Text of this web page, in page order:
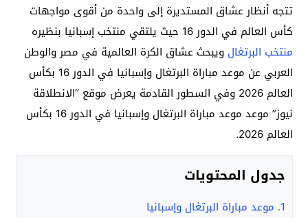
تتجه أنظار عشاق المستديرة إلى واحدة من أقوى مواجهات
كأس العالم في الدور 16 حيث يلتقي منتخب إسبانيا بنظيره
منتخب البرتغال ويبحث عشاق الكرة العالمية في مصر والوطن
العربي عن موعد مباراة البرتغال وإسبانيا في الدور 16 بكأس
العالم 2026 وفي السطور القادمة يعرض موقع “الانطلاقة
نيوز” موعد موعد مباراة البرتغال وإسبانيا في الدور 16 بكأس
العالم 2026.
جدول المحتويات
1. موعد مباراة البرتغال وإسبانيا